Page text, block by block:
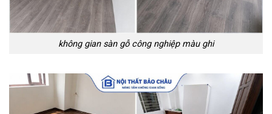
không gian sàn gỗ công nghiệp màu ghi